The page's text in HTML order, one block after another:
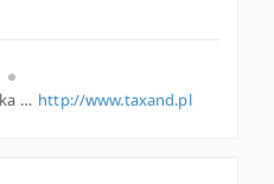
00-132 Warszawa, Grzybowska 5a, woj. Mazowieckie, pow. Warszawa, gm. Warszawa http://www.taxand.pl